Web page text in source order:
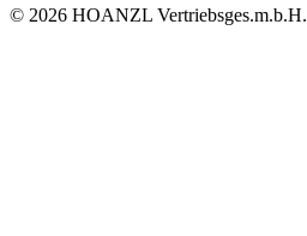
© 2026 HOANZL Vertriebsges.m.b.H.